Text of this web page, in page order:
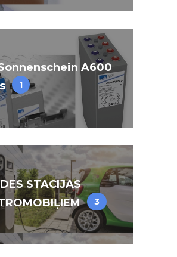
A600
1
STACIJAS
3